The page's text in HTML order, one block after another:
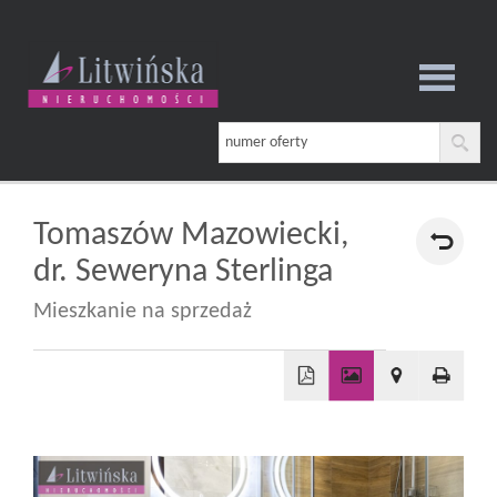
Strona
główna
firmie
Oferta
Tomaszów Mazowiecki,
dr. Seweryna Sterlinga
Mieszkanie na sprzedaż
−